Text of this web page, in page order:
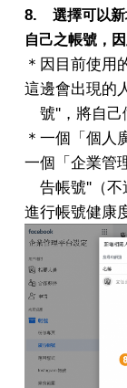
8. 選擇可以
自己之帳號，
＊因目前使用
這邊會出現的
號''，將自己
＊一個「個人
一個「企業管
告帳號''（不
進行帳號健康